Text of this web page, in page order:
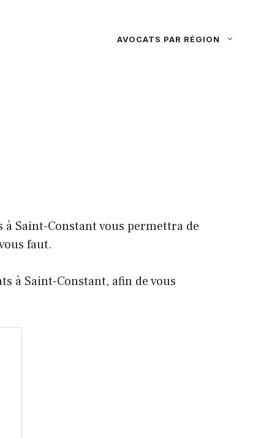
AVOCATS PAR RÉGION
Saint-Constant vous permettra de
faut.
à Saint-Constant, afin de vous